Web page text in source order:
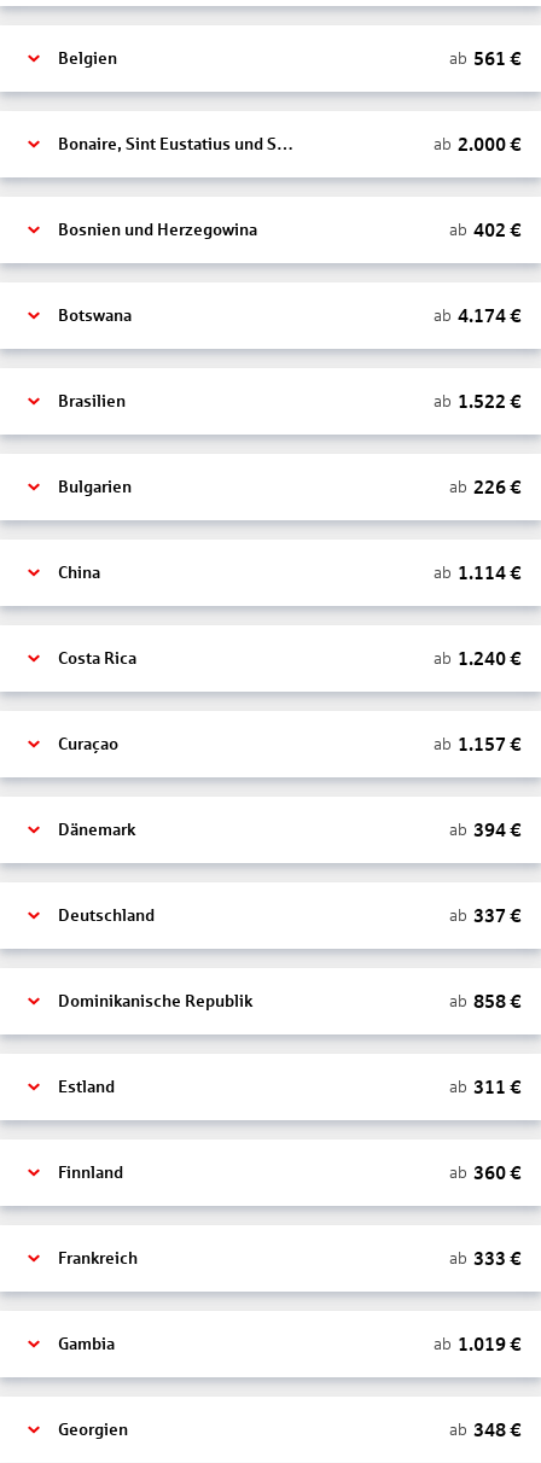
Belgien ab 561 €
Bonaire, Sint Eustatius und Saba ab 2.000€
Bosnien und Herzegowina ab 402 €
Botswana ab 4.174€
Brasilien ab 1.522 €
Bulgarien ab 226€
China ab 1.114€
Costa Rica ab 1.240€
Curaçao ab 1.157 €
Dänemark ab 394€
Deutschland ab 337 €
Dominikanische Republik ab 858€
Estland ab 311 €
Finnland ab 360€
Frankreich ab 333 €
Gambia ab 1.019€
Georgien ab 348€